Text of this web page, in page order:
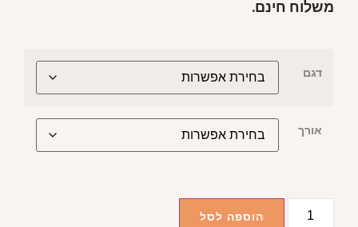
משלוח חינם.
דגם
אורך
הוספה לסל